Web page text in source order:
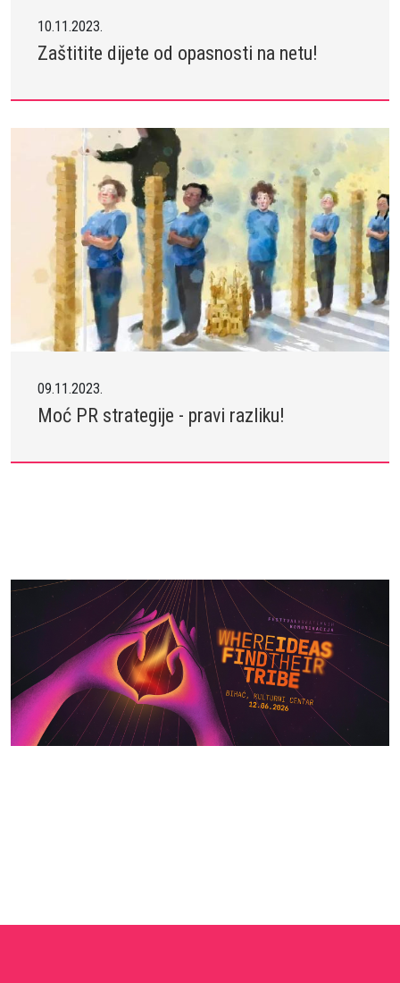
10.11.2023.
Zaštitite dijete od opasnosti na netu!
09.11.2023.
Moć PR strategije - pravi razliku!